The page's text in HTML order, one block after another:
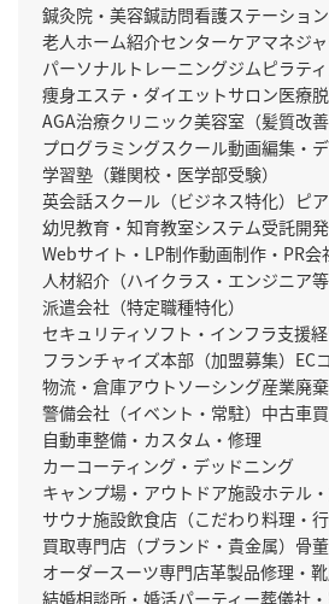
鍼灸院・美容鍼訪問看護ステーション
老人ホーム紹介センターケアマネジ
パーソナルトレーニングジムピラテ
痩身エステ・ダイエットサロン医療
AGA治療クリニック美容室（髪質改
プログラミングスクール動画編集・
学習塾（難関校・医学部受験）
英会話スクール（ビジネス特化） ピ
幼児教育・知育教室システム受託開発
Webサイト・LP制作動画制作・PR会
人材紹介（ハイクラス・エンジニア等
派遣会社（特定職種特化）
セキュリティソフト・インフラ支援
フランチャイズ本部（加盟募集） EC
物流・倉庫アウトソーシング産業廃
警備会社（イベント・常駐） 中古車
自動車整備・カスタム・修理
カーコーティング・デッドニング
キャンプ場・アウトドア施設ホテル
サウナ施設飲食店（こだわり料理・行
買取専門店（ブランド・貴金属） 骨
オーダースーツ専門店革製品修理・
結婚相談所・婚活パーティー葬儀社